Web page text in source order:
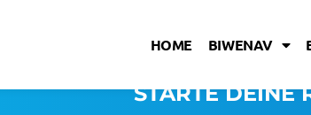
HOME BIWENAV
STARTE DEINE